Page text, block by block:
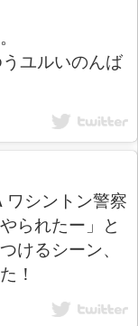
ユルいのんば
シントン警察
られたー」と
けるシーン、
！